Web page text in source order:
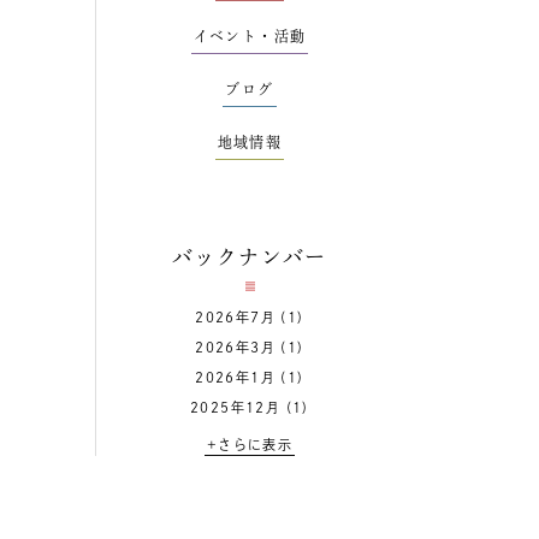
イベント・活動
ブログ
地域情報
バックナンバー
2026年7月 (1)
2026年3月 (1)
2026年1月 (1)
2025年12月 (1)
+さらに表示